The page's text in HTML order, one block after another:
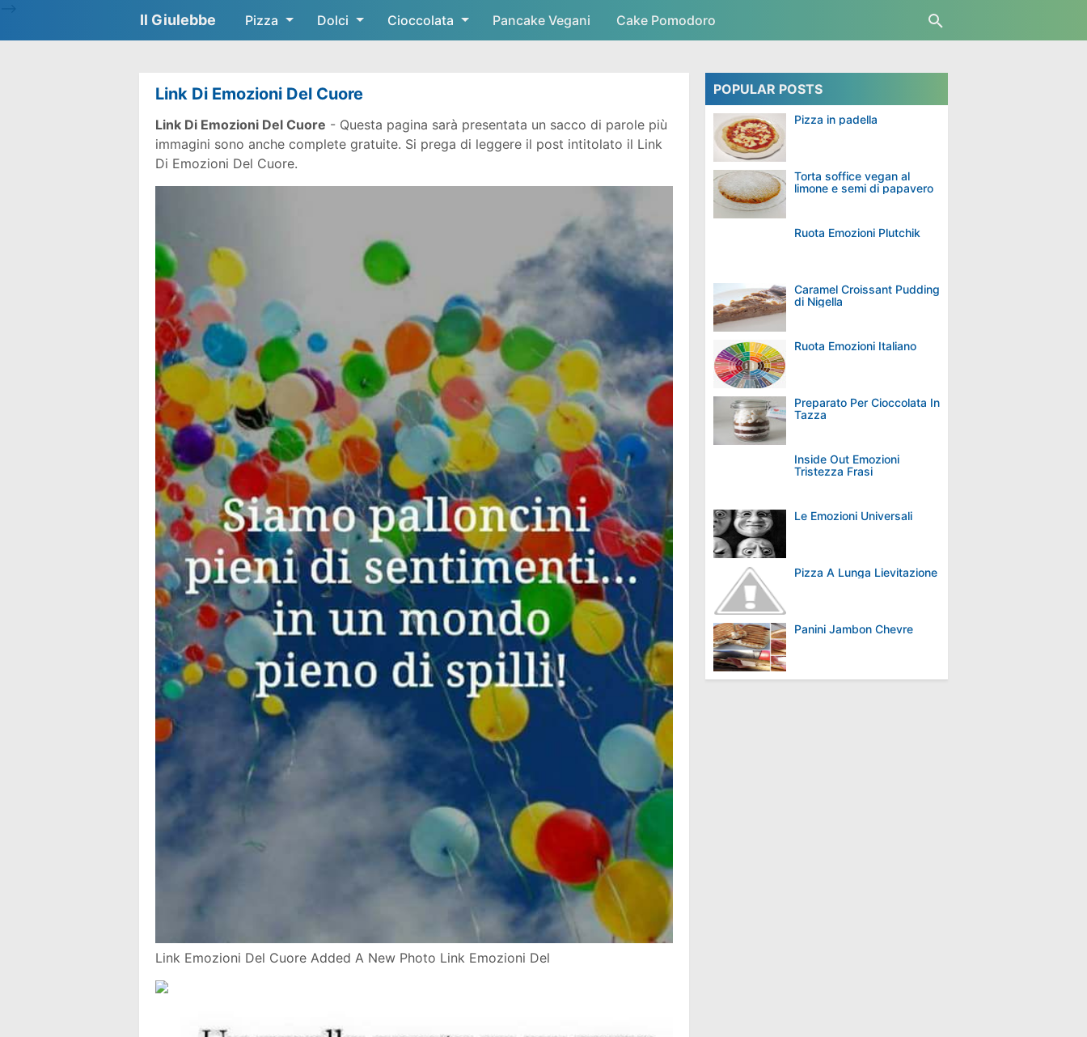
Skip to main content
Il Giulebbe Pizza Dolci Cioccolata Pancake Vegani Cake Pomodoro
Link Di Emozioni Del Cuore
Link Di Emozioni Del Cuore - Questa pagina sarà presentata un sacco di parole più
immagini sono anche complete gratuite. Si prega di leggere il post intitolato il Link
Di Emozioni Del Cuore.
Link Emozioni Del Cuore Added A New Photo Link Emozioni Del
POPULAR POSTS
Pizza in padella
Torta soffice vegan al
limone e semi di papavero
Ruota Emozioni Plutchik
Caramel Croissant Pudding
di Nigella
Ruota Emozioni Italiano
Preparato Per Cioccolata In
Tazza
Inside Out Emozioni
Tristezza Frasi
Le Emozioni Universali
Pizza A Lunga Lievitazione
Panini Jambon Chevre